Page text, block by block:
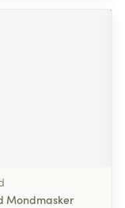
Mondmasker